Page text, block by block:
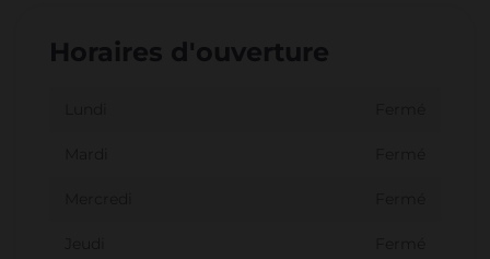
Horaires d'ouverture